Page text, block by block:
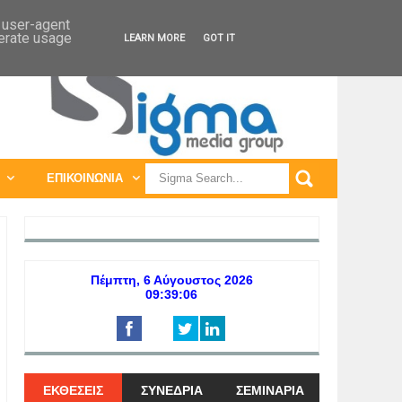
ΠΑΓΚΟΣΜΙΕΣ ΕΚΘΕΣΕΙΣ
ΕΠΙΚΟΙΝΩΝΙΑ
ΕΚΘΕΣΕΙΣ ΣΥΝΕΔΡΙΑ ΣΕΜΙΝΑΡΙΑ
agent
usage LEARN MORE GOT IT